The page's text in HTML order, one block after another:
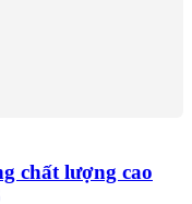
chất lượng cao